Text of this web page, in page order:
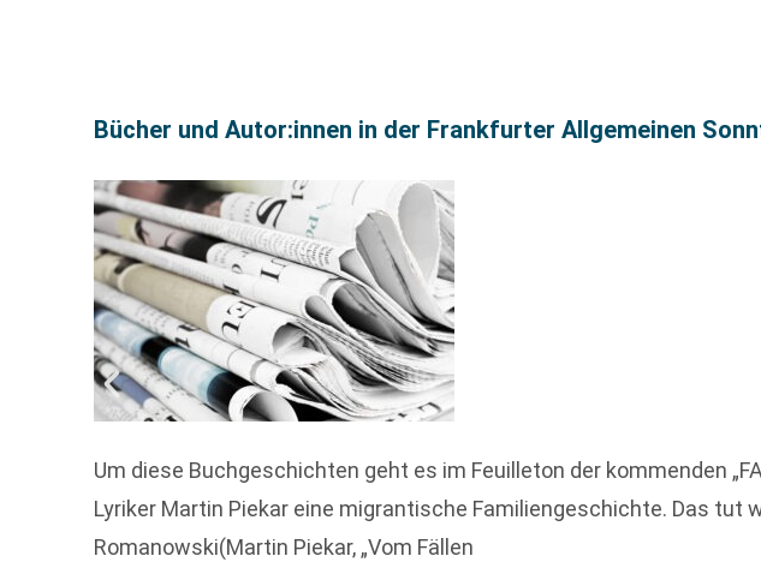
Bücher und Autor:innen in der Frankfurter Allgemeinen
Um diese Buchgeschichten geht es im Feuilleton der kommenden
Lyriker Martin Piekar eine migrantische Familiengeschichte. Das
Romanowski(Martin Piekar, „Vom Fällen